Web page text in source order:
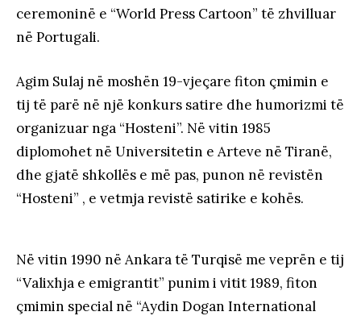
ceremoninë e “World Press Cartoon” të zhvilluar
në Portugali.
Agim Sulaj në moshën 19-vjeçare fiton çmimin e
tij të parë në një konkurs satire dhe humorizmi të
organizuar nga “Hosteni”. Në vitin 1985
diplomohet në Universitetin e Arteve në Tiranë,
dhe gjatë shkollës e më pas, punon në revistën
“Hosteni” , e vetmja revistë satirike e kohës.
Në vitin 1990 në Ankara të Turqisë me veprën e tij
“Valixhja e emigrantit” punim i vitit 1989, fiton
çmimin special në “Aydin Dogan International